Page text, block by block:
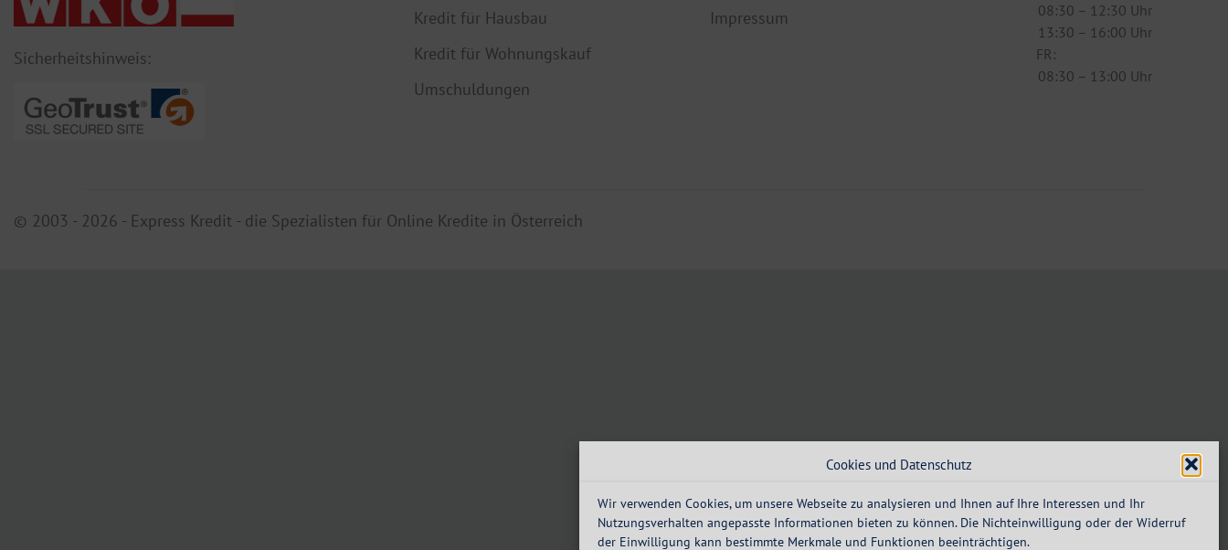
Cookies und Datenschutz
Wir verwenden Cookies, um unsere Webseite zu analysieren und Ihnen auf Ihre Interessen und Ihr
Nutzungsverhalten angepasste Informationen bieten zu können. Die Nichteinwilligung oder der Widerruf
der Einwilligung kann bestimmte Merkmale und Funktionen beeinträchtigen.
Sicherheitshinweis:
Kredit für Hausbau
Kredit für Wohnungskauf
Umschuldungen
Impressum
08:30 – 12:30 Uhr
13:30 – 16:00 Uhr
FR:
08:30 – 13:00 Uhr
© 2003 - 2026 - Express Kredit - die Spezialisten für Online Kredite in Österreich